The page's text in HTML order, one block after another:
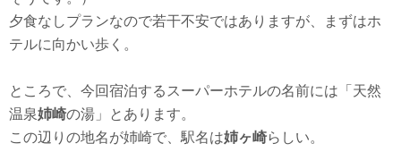
夕食なしプランなので若干不安ではありますが、まずはホ
テルに向かい歩く。
ところで、今回宿泊するスーパーホテルの名前には「天然
温泉姉崎の湯」とあります。
この辺りの地名が姉崎で、駅名は姉ヶ崎らしい。